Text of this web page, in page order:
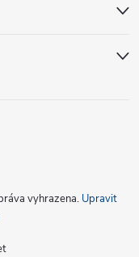
vyhrazena. Upravit